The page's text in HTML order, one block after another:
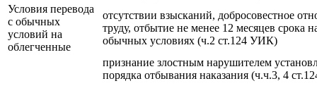
Условия перевода
с обычных
условий на
облегченные
отсутствии взысканий, добросовестное
труду, отбытие не менее 12 месяцев срока
обычных условиях (ч.2 ст.124 УИК)
признание злостным нарушителем
порядка отбывания наказания (ч.ч.3, 4